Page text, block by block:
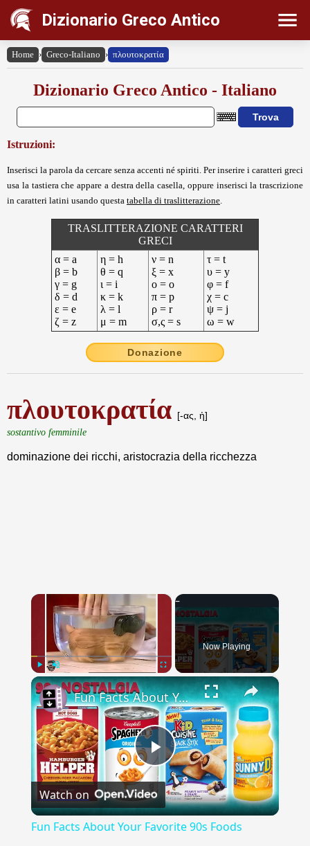
Dizionario Greco Antico
Home › Greco-Italiano › πλουτοκρατία
Dizionario Greco Antico - Italiano
Istruzioni:
Inserisci la parola da cercare senza accenti né spiriti. Per inserire i caratteri greci
usa la tastiera che appare a destra della casella, oppure inserisci la trascrizione
in caratteri latini usando questa tabella di traslitterazione
TRASLITTERAZIONE CARATTERI
GRECI
α = a
β = b
γ = g
δ = d
ε = e
ζ = z
η = h
θ = q
ι = i
κ = k
λ = l
μ = m
ν = n
ξ = x
ο = o
π = p
ρ = r
σ,ς = s
τ = t
υ = y
φ = f
χ = c
ψ = j
ω = w
Donazione
πλουτοκρατία [-ας, ἡ]
sostantivo femminile
dominazione dei ricchi, aristocrazia della ricchezza
×
Play Unmute
Now Playing
×
Play
Video
Fun Facts About Your Favorite 90s Foods
Watch on
Fun Facts About Your Favorite 90s Foods